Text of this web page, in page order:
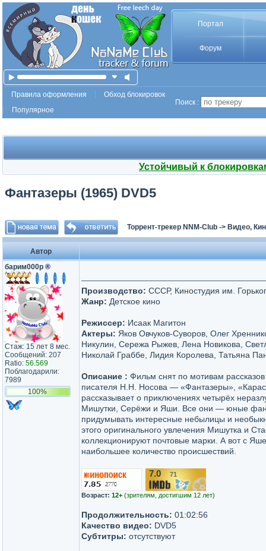
Портал
Форум
Правила оформления
Обход блокировок
Популярное
Поиск :
Устойчивый к
Фантазеры (1965) DVD5
Торрент-трекер NNM-Club -> Видео,
Автор
барим000р ®
Стаж: 15 лет 8 мес.
Сообщений: 207
Ratio: 56.569
Поблагодарили:
7989
100%
Производство: СССР, Киностудия им.
Жанр: Детское кино
Режиссер: Исаак Магитон
Актеры: Яков Овчуков-Суворов, Олег
Никулин, Сережа Рыжев, Лена Новикова,
Николай Граббе, Лидия Королева, Татьяна
Описание : Фильм снят по мотивам рассказов
писателя Н.Н. Носова — «Фантазеры»,
рассказывает о приключениях четырёх
Мишутки, Серёжи и Яши. Все они — юные
придумывать интересные небылицы и
этого оригинального увлечения Мишутка и
коллекционируют почтовые марки. А вот с
наибольшее количество происшествий.
7.0 71
Возраст: 12+ (зрителям, достигшим 12 лет)
Продолжительность: 01:02:56
Качество видео: DVD5
Субтитры: отсутствуют